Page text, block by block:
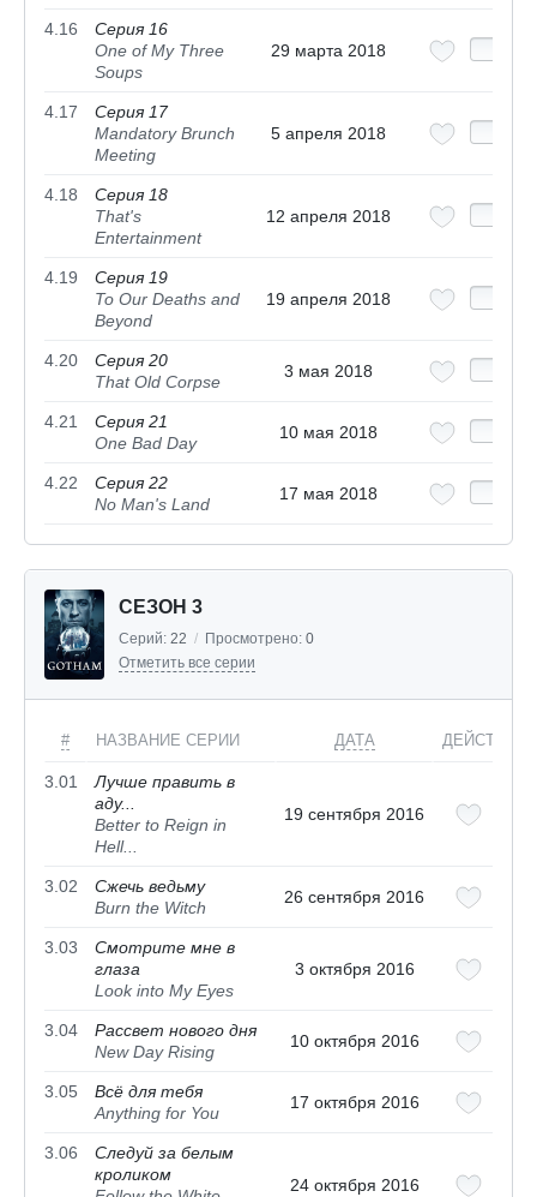
4.16
Серия 16
One of My Three
Soups
29 марта 2018
4.17
Серия 17
Mandatory Brunch
Meeting
5 апреля 2018
4.18
Серия 18
That's
Entertainment
12 апреля 2018
4.19
Серия 19
To Our Deaths and
Beyond
19 апреля 2018
4.20
Серия 20
That Old Corpse
3 мая 2018
4.21
Серия 21
One Bad Day
10 мая 2018
4.22
Серия 22
No Man's Land
17 мая 2018
СЕЗОН 3
Серий: 22 / Просмотрено: 0
Отметить все серии
# НАЗВАНИЕ СЕРИИ ДАТА ДЕЙСТВИЯ
3.01
Лучше править в
аду...
Better to Reign in
Hell...
19 сентября 2016
3.02
Сжечь ведьму
Burn the Witch
26 сентября 2016
3.03
Смотрите мне в
глаза
Look into My Eyes
3 октября 2016
3.04
Рассвет нового дня
New Day Rising
10 октября 2016
3.05
Всё для тебя
Anything for You
17 октября 2016
3.06
Следуй за белым
кроликом
24 октября 2016